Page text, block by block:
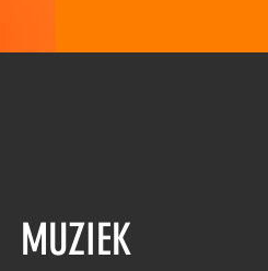
MUZIEK